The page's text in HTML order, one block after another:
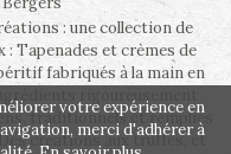
: une collection de
Tapenades et crèmes de
fabriqués à la main en
rigoureusement
traditionnels et remplies
créations aux truffes, et
votre expérience en
merci d'adhérer à